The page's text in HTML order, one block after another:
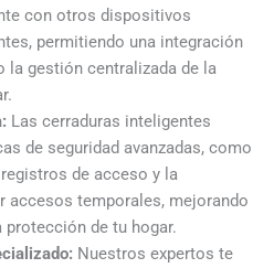
con otros dispositivos
permitiendo una integración
la gestión centralizada de la
Las cerraduras inteligentes
de seguridad avanzadas, como
de acceso y la
accesos temporales, mejorando
de tu hogar.
Nuestros expertos te